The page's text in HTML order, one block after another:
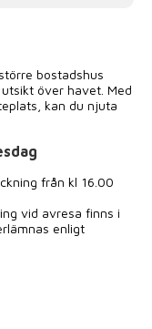
bostadshus
över havet. Med
kan du njuta
från kl 16.00
vid avresa finns i
enligt